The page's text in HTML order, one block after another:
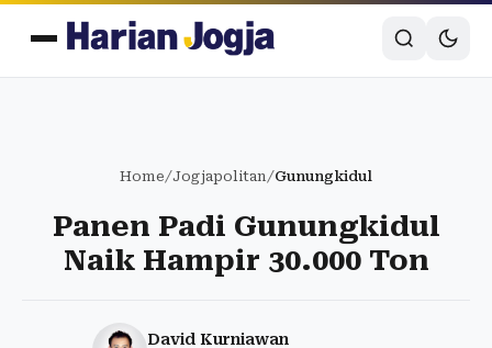
Home/Jogjapolitan/Gunungkidul
Panen Padi Gunungkidul
Naik Hampir 30.000 Ton
David Kurniawan